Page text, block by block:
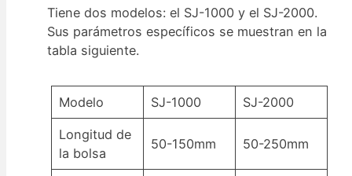
Tiene dos modelos: el SJ-1000 y el SJ-2000.
Sus parámetros específicos se muestran en la
tabla siguiente.
Modelo SJ-1000 SJ-2000
Longitud de
la bolsa
50-150mm 50-250mm